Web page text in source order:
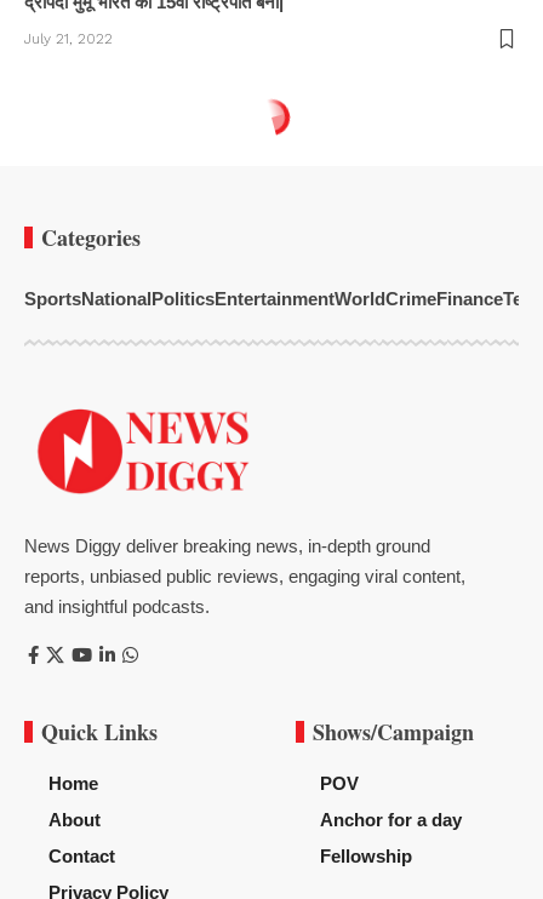
July 21, 2022
Categories
SportsNationalPoliticsEntertainmentWorldCrimeFinance
News Diggy deliver breaking news, in-depth ground
reports, unbiased public reviews, engaging viral content,
and insightful podcasts.
Quick Links
Home
About
Contact
Privacy Policy
Shows/Campaign
POV
Anchor for a day
Fellowship